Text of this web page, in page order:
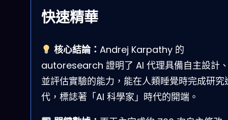
快速精華
核心結論： Andrej Karpathy 的
autoresearch 證明了 AI 代理具備自主設計
並評估實驗的能力，能在人類睡覺時完成研究
代，標誌著「AI 科學家」時代的開端。